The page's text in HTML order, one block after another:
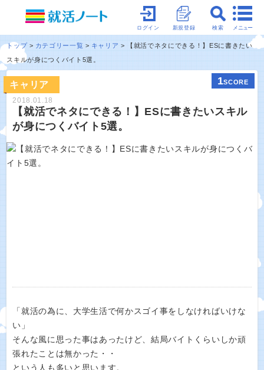
メニュー
検索
新規登録
ログイン
トップ カテゴリー一覧 キャリア
【就活でネタにできる！】ESに書きたい
スキルが身につくバイト5選。
キャリア 1SCORE
2018.01.18
【就活でネタにできる！】ESに書きたいスキル
が身につくバイト5選。
「就活の為に、大学生活で何かスゴイ事をしなければいけな
い」
そんな風に思った事はあったけど、結局バイトくらいしか頑
張れたことは無かった・・
という人も多いと思います。